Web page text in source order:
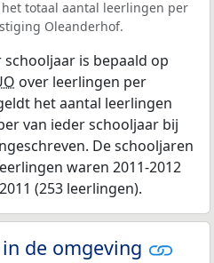
totaal aantal leerlingen per
Oleanderhof.
is bepaald op
over leerlingen per
het aantal leerlingen
van ieder schooljaar bij
De schooljaren
waren 2011-2012
(253 leerlingen).
de omgeving